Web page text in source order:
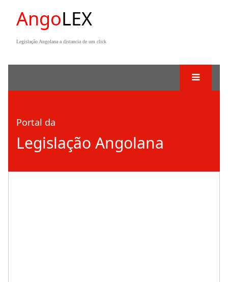
AngoLEX
Legislação Angolana a distancia de um click
Portal da
Legislação Angolana